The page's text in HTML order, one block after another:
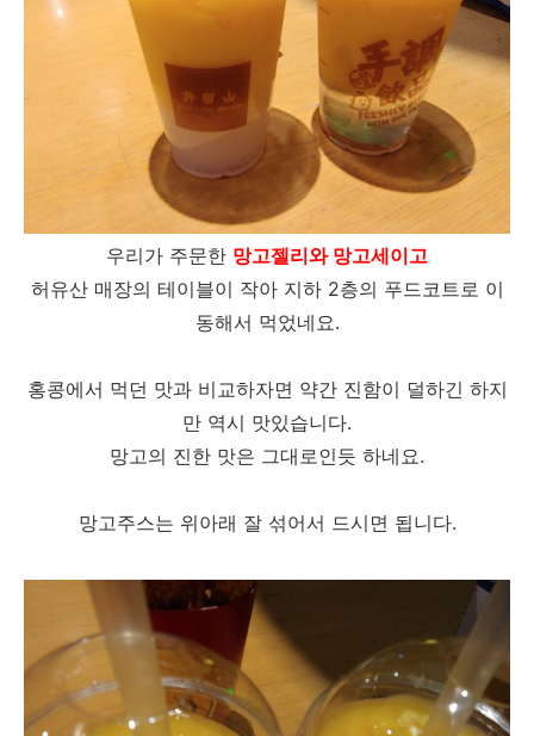
우리가 주문한 망고젤리와 망고세이고
허유산 매장의 테이블이 작아 지하 2층의 푸드코트로 이
동해서 먹었네요.
홍콩에서 먹던 맛과 비교하자면 약간 진함이 덜하긴 하지
만 역시 맛있습니다.
망고의 진한 맛은 그대로인듯 하네요.
망고주스는 위아래 잘 섞어서 드시면 됩니다.